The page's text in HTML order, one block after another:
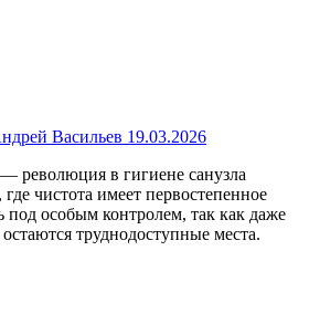
Васильев 19.03.2026
чистота имеет первостепенное
под особым контролем, так как даже
труднодоступные места.